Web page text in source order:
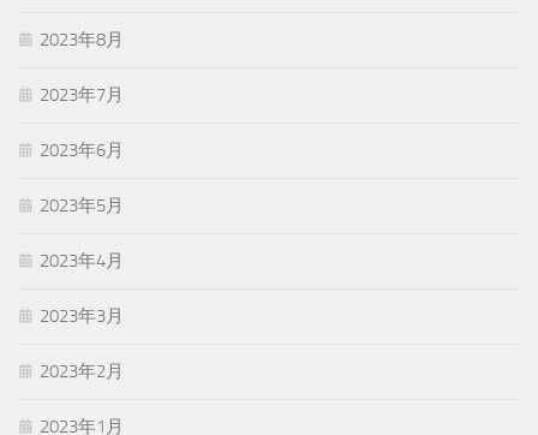
2023年8月
2023年7月
2023年6月
2023年5月
2023年4月
2023年3月
2023年2月
2023年1月